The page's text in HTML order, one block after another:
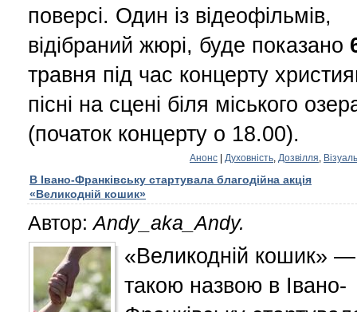
поверсі. Один із відеофільмів,
відібраний жюрі, буде показано
травня під час концерту
пісні на сцені біля міського
(початок концерту о 18.00).
Анонс Духовність, Дозвілля,
B Івано-Франківську стартувала благодійна акція
«Великодній кошик»
Автор:Andy_aka_Andy.
«Великодній кошик» —
такою назвою в Івано-